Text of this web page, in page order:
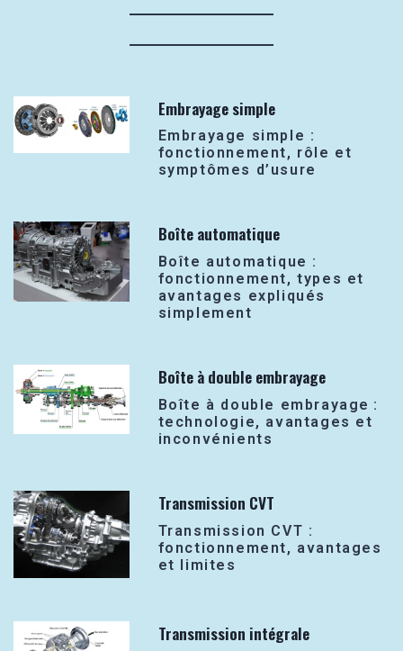
Embrayage simple
Embrayage simple :
fonctionnement, rôle et
symptômes d’usure
Boîte automatique
Boîte automatique :
fonctionnement, types et
avantages expliqués
simplement
Boîte à double embrayage
Boîte à double embrayage :
technologie, avantages et
inconvénients
Transmission CVT
Transmission CVT :
fonctionnement, avantages
et limites
Transmission intégrale